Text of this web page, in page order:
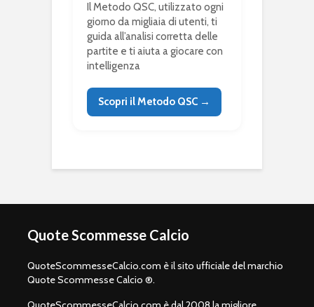
Il Metodo QSC, utilizzato ogni
giorno da migliaia di utenti, ti
guida all’analisi corretta delle
partite e ti aiuta a giocare con
intelligenza
Scopri il Metodo QSC →
Quote Scommesse Calcio
QuoteScommesseCalcio.com è il sito ufficiale del marchio
Quote Scommesse Calcio ®.